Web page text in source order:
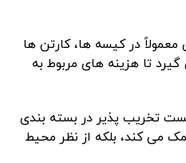
در کیسه ها، کارتن ها
تا هزینه های مربوط به
تخریب پذیر در بسته بندی
می کند، بلکه از نظر محیط